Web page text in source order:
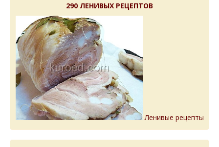
290 ЛЕНИВЫХ РЕЦЕПТОВ
Ленивые рецепты